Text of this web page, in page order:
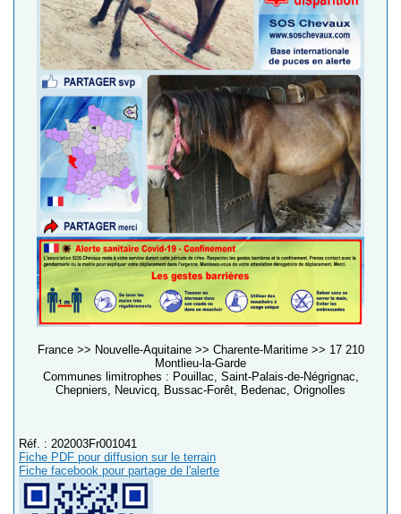
France >> Nouvelle-Aquitaine >> Charente-Maritime >> 17 210
Montlieu-la-Garde
Communes limitrophes : Pouillac, Saint-Palais-de-Négrignac,
Chepniers, Neuvicq, Bussac-Forêt, Bedenac, Orignolles
Réf. : 202003Fr001041
Fiche PDF pour diffusion sur le terrain
Fiche facebook pour partage de l'alerte